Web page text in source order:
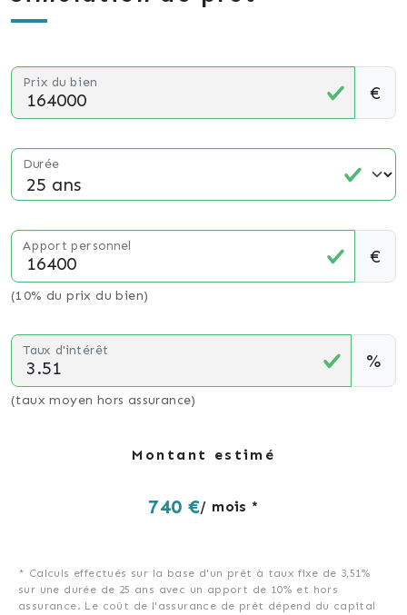
Prix du bien €
Durée
Apport personnel €
(10% du prix du bien)
Taux d'intérêt %
(taux moyen hors assurance)
Montant estimé
740 €/ mois *
* Calculs effectués sur la base d'un prêt à taux fixe de 3,51%
sur une durée de 25 ans avec un apport de 10% et hors
assurance. Le coût de l'assurance de prêt dépend du capital